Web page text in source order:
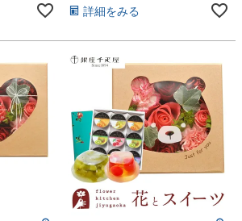
詳細をみる